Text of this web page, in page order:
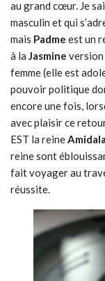
au grand cœur. Je
masculin et qui
mais Padme est un
à la Jasmine version
femme (elle est
pouvoir politique
encore une fois,
avec plaisir ce
EST la reine
reine sont
fait voyager au
réussite.